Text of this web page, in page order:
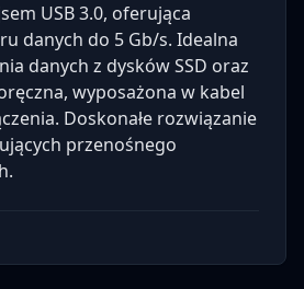
USB 3.0, oferująca
danych do 5 Gb/s. Idealna
danych z dysków SSD oraz
wyposażona w kabel
Doskonałe rozwiązanie
przenośnego